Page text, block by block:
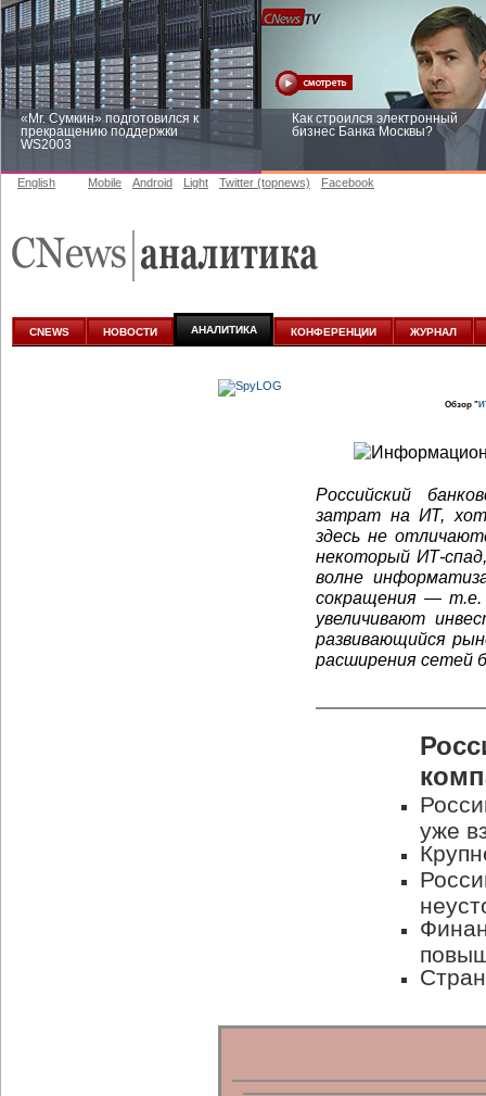
«Mr. Сумкин» подготовился к
прекращению поддержки
WS2003
Как строился электронный
бизнес Банка Москвы?
аналитике
English Mobile Android Light Twitter (topnews) Facebook
CNEWS НОВОСТИ АНАЛИТИКА КОНФЕРЕНЦИИ ЖУРНАЛ
Обзор "
Российский
затрат на ИТ,
здесь не
некоторый ИТ-
волне
сокращения — т.е.
увеличивают
развивающийся
расширения сетей
уже